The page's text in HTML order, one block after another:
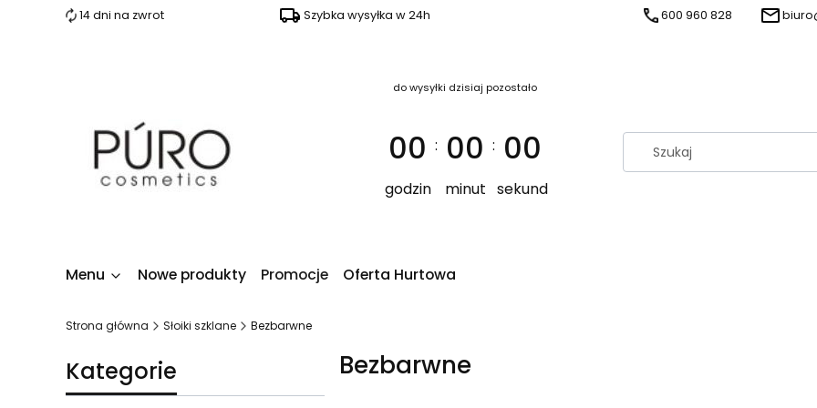
14 dni na zwrot Szybka wysyłka w 24h 600 960 828
do wysyłki dzisiaj pozostało
00
godzin
: 00
minut
: 00
sekund
Menu Nowe produkty Promocje Oferta Hurtowa
Strona główna Słoiki szklane Bezbarwne
Kategorie Bezbarwne